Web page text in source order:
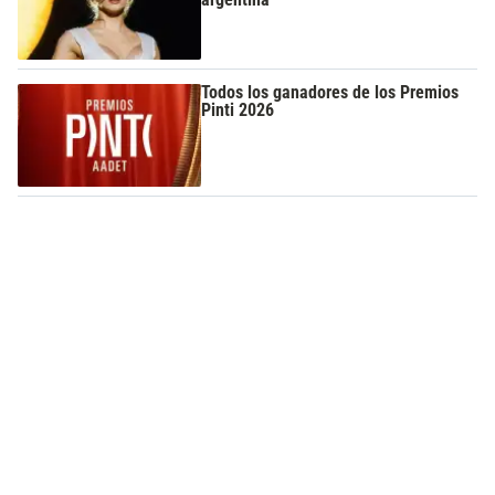
Todos los ganadores de los Premios
Pinti 2026